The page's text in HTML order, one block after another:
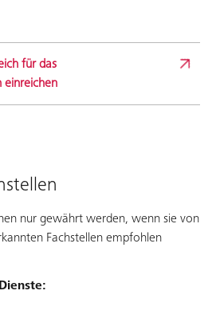
für das
einreichen
nur gewährt werden, wenn sie von
Fachstellen empfohlen